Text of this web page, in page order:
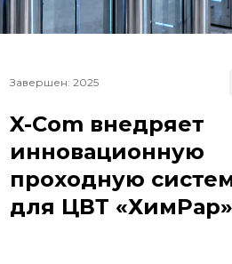
Завершен: 2025
X-Com внедряет
инновационную
проходную
для ЦВТ «ХимРар»